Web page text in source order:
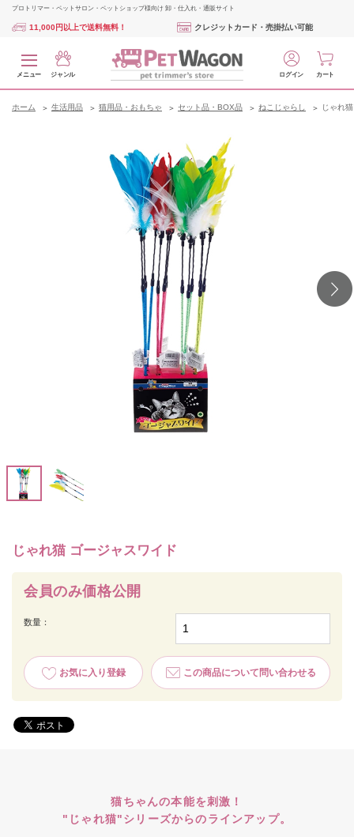
プロトリマー・ペットサロン・ペットショップ様向け 卸・仕入れ・通販サイト
11,000円以上で送料無料！ クレジットカード・売掛払い可能
メニュー ジャンル ログイン カート
ホーム 生活用品 猫用品・おもちゃ セット品・BOX品 ねこじゃらし じゃれ
じゃれ猫 ゴージャスワイド
会員のみ価格公開
数量：
お気に入り登録 この商品について問い合わせる
猫ちゃんの本能を刺激！
"じゃれ猫"シリーズからのラインアップ。